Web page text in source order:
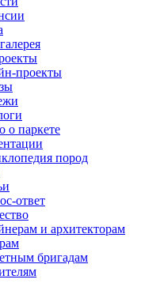
проекты
о паркете
пород
ответ
и архитекторам
бригадам